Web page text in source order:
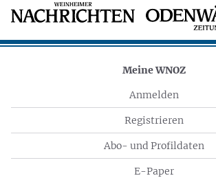
Meine WNOZ
Anmelden
Registrieren
Abo- und Profildaten
E-Paper